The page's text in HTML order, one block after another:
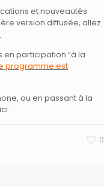
et nouveautés
version diffusée, allez
participation “à la
programme est
ou en passant à la
.
0